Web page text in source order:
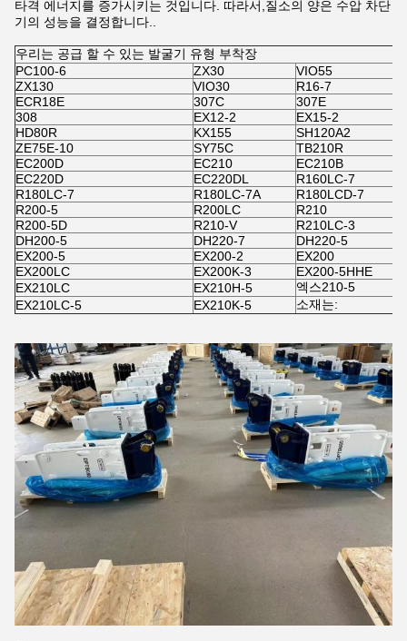
타격 에너지를 증가시키는 것입니다. 따라서,질소의 양은 수압 차단
기의 성능을 결정합니다..
우리는 공급 할 수 있는 발굴기 유형 부착장
PC100-6
ZX30 VIO55
ZX130
VIO30 R16-7
ECR18E
307C 307E
308
EX12-2 EX15-2
HD80R
KX155 SH120A2
ZE75E-10
SY75C TB210R
EC200D
EC210 EC210B
EC220D
EC220DL R160LC-7
R180LC-7
R180LC-7A R180LCD-7
R200-5
R200LC R210
R200-5D
R210-V R210LC-3
DH200-5
DH220-7 DH220-5
EX200-5
EX200-2 EX200
EX200LC
EX200K-3 EX200-5HHE
EX210LC
EX210H-5 엑스210-5
EX210LC-5
EX210K-5 소재는: